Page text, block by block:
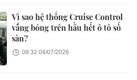
Vì sao hệ thống Cruise Control
vắng bóng trên hầu hết ô tô số
sàn?
08:32 04/07/2026